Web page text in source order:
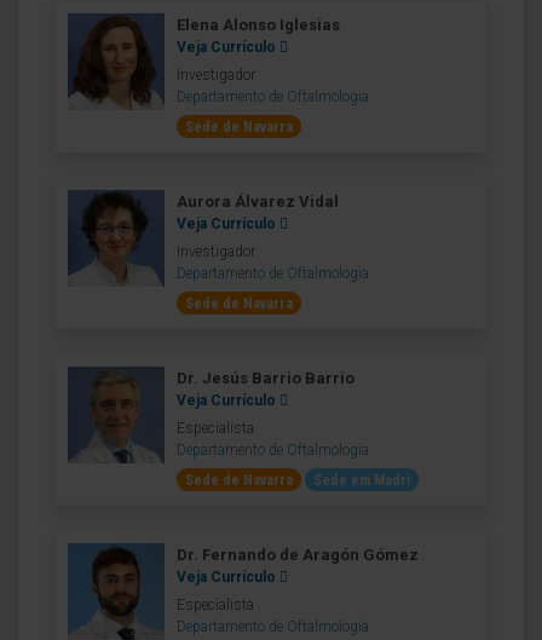
Elena Alonso Iglesias
Veja Currículo
Investigador
Departamento de Oftalmologia
Sede de Navarra
Aurora Álvarez Vidal
Veja Currículo
Investigador
Departamento de Oftalmologia
Sede de Navarra
Dr. Jesús Barrio Barrio
Veja Currículo
Especialista
Departamento de Oftalmologia
Sede de Navarra
Sede em Madri
Dr. Fernando de Aragón Gómez
Veja Currículo
Especialista
Departamento de Oftalmologia